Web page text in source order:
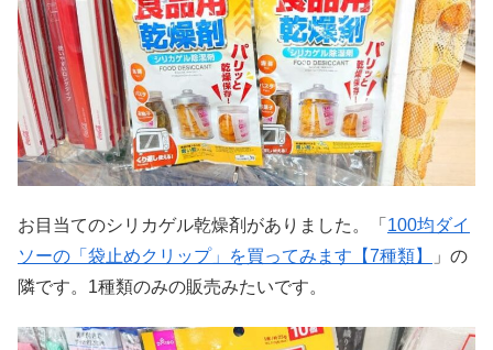
お目当てのシリカゲル乾燥剤がありました。「 100均ダイ
ソーの「袋止めクリップ」を買ってみます【7種類】
」の
隣です。1種類のみの販売みたいです。